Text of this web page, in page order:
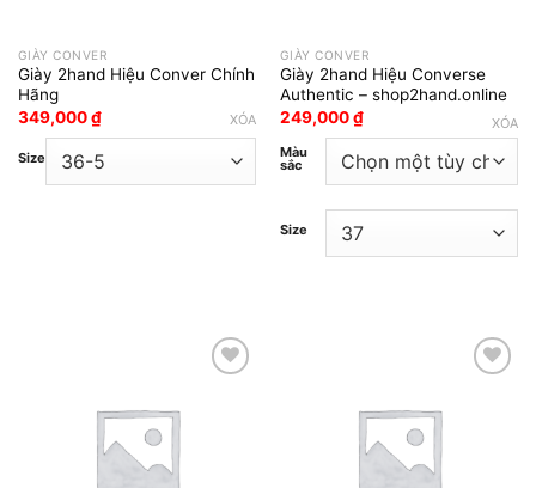
GIÀY CONVER
Giày 2hand Hiệu Conver Chính
Hãng
349,000₫
Size
XÓA
GIÀY CONVER
Giày 2hand Hiệu Converse
Authentic – shop2hand.online
249,000₫
Màu
sắc
Size
XÓA
Add to wishlist Add to wishlist